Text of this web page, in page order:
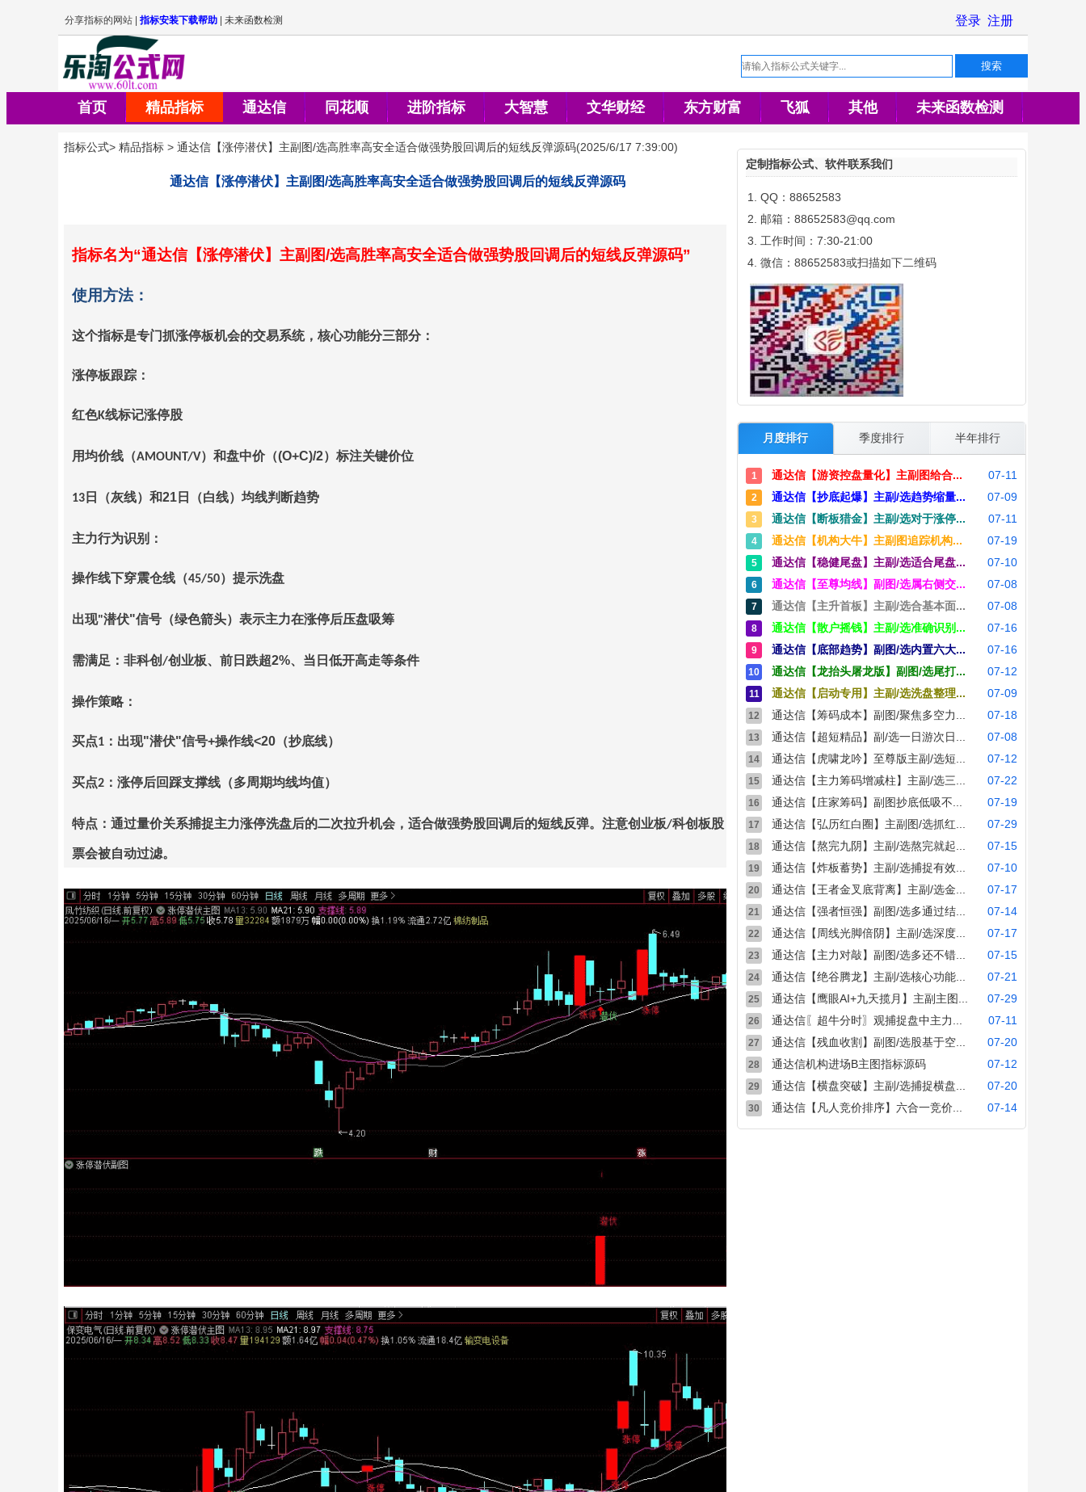
首页 精品指标 通达信 同花顺 进阶指标 大智慧 文华财经 东方财富 飞狐 其他 未来函数检测
指标公式> 精品指标 > 通达信【涨停潜伏】主副图/选高胜率高安全适合做强势股回调后的短线反弹源码(2025/6/17 7:39:00)
通达信【涨停潜伏】主副图/选高胜率高安全适合做强势股回调后的短线反弹源码
指标名为“通达信【涨停潜伏】主副图/选高胜率高安全适合做强势股回调后的短线反弹源码”
使用方法：
这个指标是专门抓涨停板机会的交易系统，核心功能分三部分：
涨停板跟踪：
红色K线标记涨停股
用均价线（AMOUNT/V）和盘中价（(O+C)/2）标注关键价位
13 日（灰线）和21 日（白线）均线判断趋势
主力行为识别：
操作线下穿震仓线（45/50）提示洗盘
出现"潜伏"信号（绿色箭头）表示主力在涨停后压盘吸筹
需满足：非科创/创业板、前日跌超2%、当日低开高走等条件
操作策略：
买点1 ：出现"潜伏"信号+操作线<20 （抄底线）
买点2 ：涨停后回踩支撑线（多周期均线均值）
特点：通过量价关系捕捉主力涨停洗盘后的二次拉升机会，适合做强势股回调后的短线反弹。注意创业板/科创板股
票会被自动过滤。
定制指标公式、软件联系我们
QQ：88652583
邮箱：88652583@qq.com
工作时间：7:30-21:00
微信：88652583或扫描如下二维码
月度排行 季度排行 半年排行
1 通达信【游资控盘量化】主副图给合... 07-11
2 通达信【抄底起爆】主副/选趋势缩量... 07-09
3 通达信【断板猎金】主副/选对于涨停... 07-11
4 通达信【机构大牛】主副图追踪机构... 07-19
5 通达信【稳健尾盘】主副/选适合尾盘... 07-10
6 通达信【至尊均线】副图/选属右侧交... 07-08
7 通达信【主升首板】主副/选合基本面... 07-08
8 通达信【散户摇钱】主副/选准确识别... 07-16
9 通达信【底部趋势】副图/选内置六大... 07-16
10 通达信【龙抬头屠龙版】副图/选尾打... 07-12
11 通达信【启动专用】主副/选洗盘整理... 07-09
12 通达信【筹码成本】副图/聚焦多空力... 07-18
13 通达信【超短精品】副/选一日游次日... 07-08
14 通达信【虎啸龙吟】至尊版主副/选短... 07-12
15 通达信【主力筹码增减柱】主副/选三... 07-22
16 通达信【庄家筹码】副图抄底低吸不... 07-19
17 通达信【弘历红白圈】主副图/选抓红... 07-29
18 通达信【熬完九阴】主副/选熬完就起... 07-15
19 通达信【炸板蓄势】主副/选捕捉有效... 07-10
20 通达信【王者金叉底背离】主副/选金... 07-17
21 通达信【强者恒强】副图/选多通过结... 07-14
22 通达信【周线光脚倍阴】主副/选深度... 07-17
23 通达信【主力对敲】副图/选多还不错... 07-15
24 通达信【绝谷腾龙】主副/选核心功能... 07-21
25 通达信【鹰眼AI+九天揽月】主副主图... 07-29
26 通达信〖超牛分时〗观捕捉盘中主力... 07-11
27 通达信【残血收割】副图/选股基于空... 07-20
28 通达信机构进场B主图指标源码 07-12
29 通达信【横盘突破】主副/选捕捉横盘... 07-20
30 通达信【凡人竞价排序】六合一竞价... 07-14